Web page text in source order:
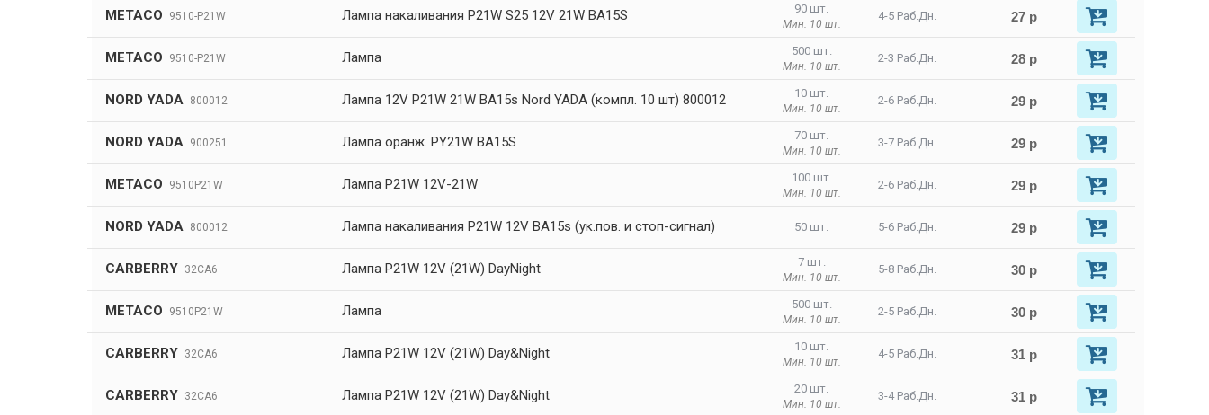
METACO 9510-P21W Лампа накаливания P21W S25 12V 21W BA15S 90 шт.
Мин. 10 шт.
4-5 Раб.Дн. 27 р
METACO 9510-P21W Лампа 500 шт.
Мин. 10 шт.
2-3 Раб.Дн. 28 р
NORD YADA 800012 Лампа 12V P21W 21W BA15s Nord YADA (компл. 10 шт) 800012 10 шт.
Мин. 10 шт.
2-6 Раб.Дн. 29 р
NORD YADA 900251 Лампа оранж. PY21W BA15S 70 шт.
Мин. 10 шт.
3-7 Раб.Дн. 29 р
METACO 9510P21W Лампа P21W 12V-21W 100 шт.
Мин. 10 шт.
2-6 Раб.Дн. 29 р
NORD YADA 800012 Лампа накаливания P21W 12V BA15s (ук.пов. и стоп-сигнал) 50 шт. 5-6 Раб.Дн. 29 р
CARBERRY 32CA6 Лампа P21W 12V (21W) DayNight 7 шт.
Мин. 10 шт.
5-8 Раб.Дн. 30 р
METACO 9510P21W Лампа 500 шт.
Мин. 10 шт.
2-5 Раб.Дн. 30 р
CARBERRY 32CA6 Лампа P21W 12V (21W) Day&Night 10 шт.
Мин. 10 шт.
4-5 Раб.Дн. 31 р
CARBERRY 32CA6 Лампа P21W 12V (21W) Day&Night 20 шт.
Мин. 10 шт.
3-4 Раб.Дн. 31 р